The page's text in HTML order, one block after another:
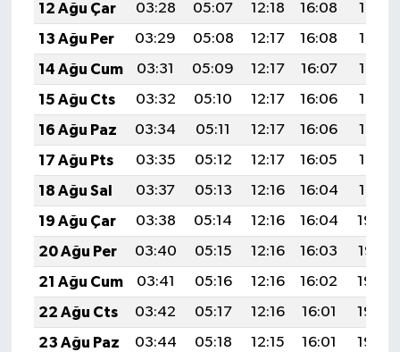
12 Ağu Çar
03:28 05:07 12:18 16:08
19:19
13 Ağu Per
03:29 05:08 12:17 16:08
19:17
14 Ağu Cum
03:31 05:09 12:17 16:07
19:16
15 Ağu Cts
03:32 05:10 12:17 16:06
19:14
16 Ağu Paz
03:34 05:11 12:17 16:06
19:13
17 Ağu Pts
03:35 05:12 12:17 16:05
19:12
18 Ağu Sal
03:37 05:13 12:16 16:04
19:10
19 Ağu Çar
03:38 05:14 12:16 16:04
19:09
20 Ağu Per
03:40 05:15 12:16 16:03
19:07
21 Ağu Cum
03:41 05:16 12:16 16:02
19:06
22 Ağu Cts
03:42 05:17 12:16 16:01
19:04
23 Ağu Paz
03:44 05:18 12:15 16:01
19:03